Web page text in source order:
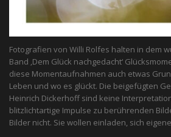
Fotografien von Willi Rolfes halten in dem
Band ‚Dem Glück nachgedacht‘
diese Momentaufnahmen auch etwas
Leben und wo es glückt. Die beigefügten
Heinrich Dickerhoff sind keine
blitzlichtartige Impulse zu berührenden
Bilder nicht. Sie wollen einladen, sich